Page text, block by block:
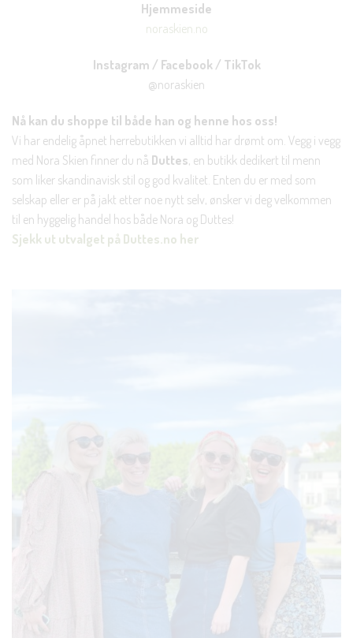
Hjemmeside
noraskien.no
Instagram / Facebook / TikTok
@noraskien
Nå kan du shoppe til både han og henne hos oss!
Vi har endelig åpnet herrebutikken vi alltid har drømt om. Vegg i vegg
med Nora Skien finner du nå Duttes, en butikk dedikert til menn
som liker skandinavisk stil og god kvalitet. Enten du er med som
selskap eller er på jakt etter noe nytt selv, ønsker vi deg velkommen
til en hyggelig handel hos både Nora og Duttes!
Sjekk ut utvalget på Duttes.no her